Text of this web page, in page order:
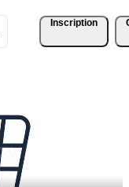
Inscription